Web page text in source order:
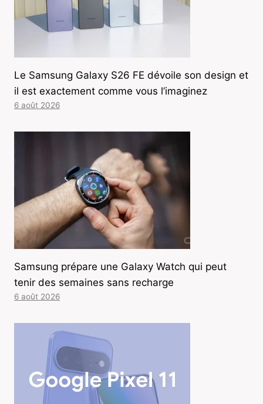
Le Samsung Galaxy S26 FE dévoile son design et
il est exactement comme vous l’imaginez
6 août 2026
Samsung prépare une Galaxy Watch qui peut
tenir des semaines sans recharge
6 août 2026